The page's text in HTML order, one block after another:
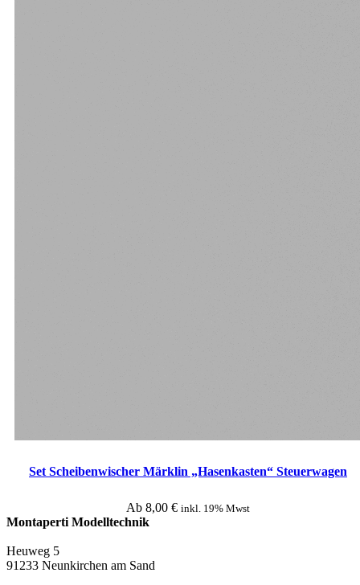
Set Scheibenwischer Märklin „Hasenkasten“ Steuerwagen
Ab 8,00 € inkl. 19% Mwst
Montaperti Modelltechnik
Heuweg 5
91233 Neunkirchen am Sand